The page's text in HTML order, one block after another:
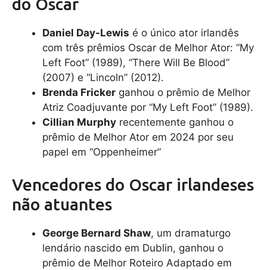
Daniel Day-Lewis é o único ator irlandês
com três prêmios Oscar de Melhor Ator: “My
Left Foot” (1989), “There Will Be Blood”
(2007) e “Lincoln” (2012).
Brenda Fricker ganhou o prêmio de Melhor
Atriz Coadjuvante por “My Left Foot” (1989).
Cillian Murphy recentemente ganhou o
prêmio de Melhor Ator em 2024 por seu
papel em “Oppenheimer”
Vencedores do Oscar irlandeses
não atuantes
George Bernard Shaw, um dramaturgo
lendário nascido em Dublin, ganhou o
prêmio de Melhor Roteiro Adaptado em